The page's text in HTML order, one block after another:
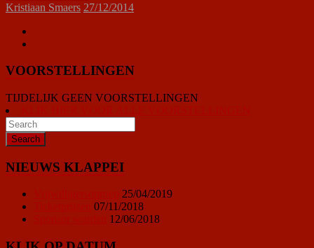
Kristiaan Smaers 27/12/2014
VOORSTELLINGEN
TIJDELIJK GEEN VOORSTELLINGEN
NIEUWS KLAPPEI
25/04/2019
07/11/2018
12/06/2018